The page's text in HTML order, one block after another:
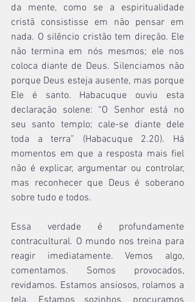
da mente, como se a espiritualidade
cristã consistisse em não pensar em
nada. O silêncio cristão tem direção. Ele
não termina em nós mesmos; ele nos
coloca diante de Deus. Silenciamos não
porque Deus esteja ausente, mas porque
Ele é santo. Habacuque ouviu esta
declaração solene: “O Senhor está no
seu santo templo; cale-se diante dele
toda a terra” (Habacuque 2.20). Há
momentos em que a resposta mais fiel
não é explicar, argumentar ou controlar,
mas reconhecer que Deus é soberano
sobre tudo e todos.
Essa verdade é profundamente
contracultural. O mundo nos treina para
reagir imediatamente. Vemos algo,
comentamos. Somos provocados,
revidamos. Estamos ansiosos, rolamos a